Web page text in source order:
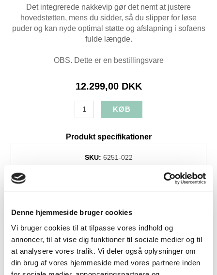
Denne hjemmeside bruger cookies
Vi bruger cookies til at tilpasse vores indhold og
annoncer, til at vise dig funktioner til sociale medier og til
at analysere vores trafik. Vi deler også oplysninger om
din brug af vores hjemmeside med vores partnere inden
Det integrerede nakkevip gør det nemt at justere
hovedstøtten, mens du sidder, så du slipper for løse
puder og kan nyde optimal støtte og afslapning i sofaens
fulde længde.
OBS. Dette er en bestillingsvare
12.299,00 DKK
Produkt specifikationer
SKU: 6251-022
Bredde:259
Dess./træsort:
JV_Austin stof - 18 grå
Levering:+4 uger